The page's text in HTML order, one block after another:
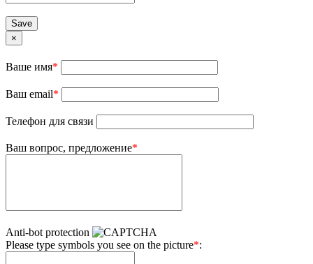
Save
×
Ваше имя*
Ваш email*
Телефон для связи
Ваш вопрос, предложение*
Anti-bot protection
Please type symbols you see on the picture*: